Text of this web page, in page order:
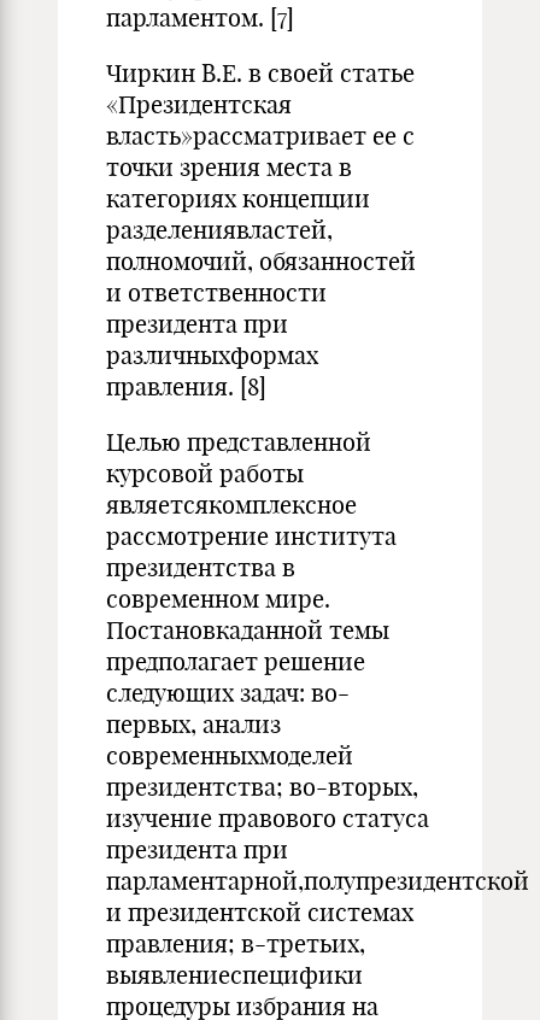
парламентом. [7]
Чиркин В.Е. в своей статье
«Президентская
власть»рассматривает ее с
точки зрения места в
категориях концепции
разделениявластей,
полномочий, обязанностей
и ответственности
президента при
различныхформах
правления. [8]
Целью представленной
курсовой работы
являетсякомплексное
рассмотрение института
президентства в
современном мире.
Постановкаданной темы
предполагает решение
следующих задач: во-
первых, анализ
современныхмоделей
президентства; во-вторых,
изучение правового статуса
президента при
парламентарной,полупрезидентской
и президентской системах
правления; в-третьих,
выявлениеспецифики
процедуры избрания на